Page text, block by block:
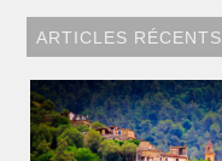
ARTICLES RÉCENTS